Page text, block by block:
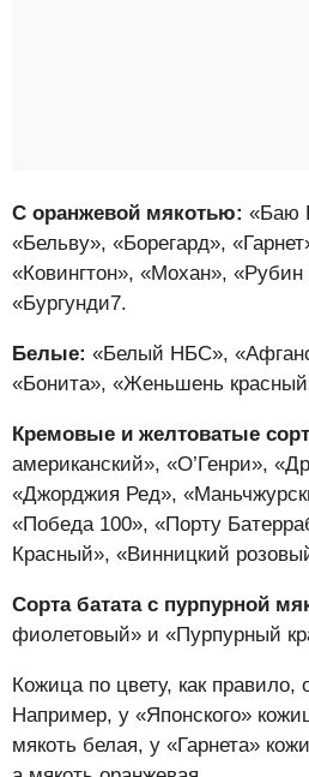
С оранжевой мякотью: «Баю
«Бельву», «Борегард»,
«Ковингтон», «Мохан»,
«Бургунди7.
Белые: «Белый НБС»,
«Бонита», «Женьшень
Кремовые и желтоватые
американский», «О’Генри»,
«Джорджия Ред»,
«Победа 100», «Порту
Красный», «Винницкий
Сорта батата с пурпурной
фиолетовый» и «Пурпурный
Кожица по цвету, как правило,
Например, у «Японского»
мякоть белая, у «Гарнета»